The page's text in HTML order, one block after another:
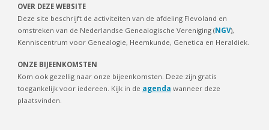
OVER DEZE WEBSITE
Deze site beschrijft de activiteiten van de afdeling Flevoland en
omstreken van de Nederlandse Genealogische Vereniging (NGV),
Kenniscentrum voor Genealogie, Heemkunde, Genetica en Heraldiek.
ONZE BIJEENKOMSTEN
Kom ook gezellig naar onze bijeenkomsten. Deze zijn gratis
toegankelijk voor iedereen. Kijk in de agenda wanneer deze
plaatsvinden.